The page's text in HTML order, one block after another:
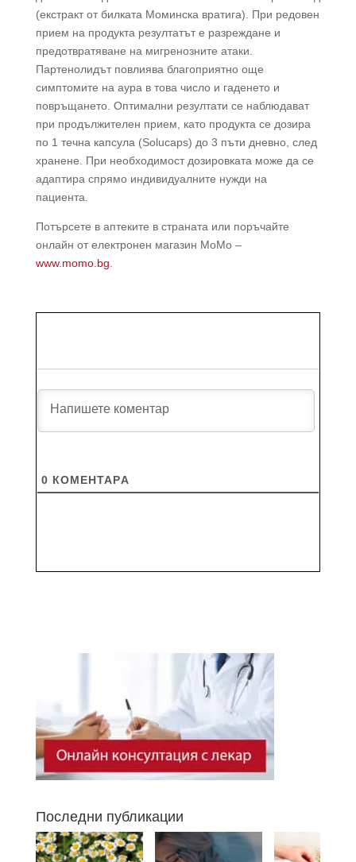
(екстракт от билката Моминска вратига). При редовен
прием на продукта резултатът е разреждане и
предотвратяване на мигренозните атаки.
Партенолидът повлиява благоприятно още
симптомите на аура в това число и гаденето и
повръщането. Оптимални резултати се наблюдават
при продължителен прием, като продукта се дозира
по 1 течна капсула (Solucaps) до 3 пъти дневно, след
хранене. При необходимост дозировката може да се
адаптира спрямо индивидуалните нужди на
пациента.
Потърсете в аптеките в страната или поръчайте
онлайн от електронен магазин МоМо –
www.momo.bg
0 КОМЕНТАРA
Последни публикации